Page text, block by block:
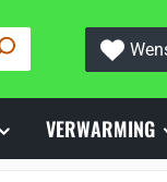
VERWARMING